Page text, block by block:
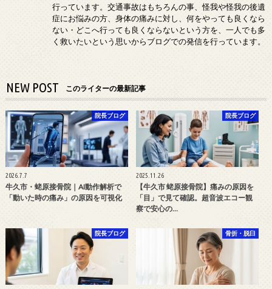
行っています。交通事故はもちろんの事、怪我や怪我の後遺
症にお悩みの方、身体の痛みに対し、何をやっても良くなら
ない・どこへ行っても良くならないという方を、一人でも多
く救いたいという思いからブログでの発信を行っています。
NEW POST このライターの最新記事
院長ブログ
2026.7.7
牛久市・蛯原接骨院｜AI動作解析で
「動いた時の痛み」の原因を可視化
院長ブログ
2025.11.26
【牛久市 蛯原接骨院】痛みの原因を
「目」で見て確認。超音波エコー観
察で安心の…
院長ブログ 骨折・脱臼